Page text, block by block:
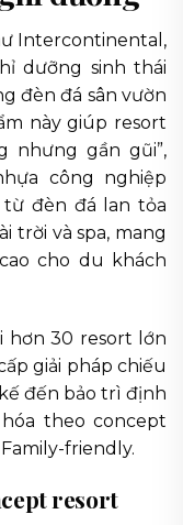
Intercontinental,
dưỡng sinh thái
đèn đá sân vườn
này giúp resort
nhưng gần gũi”,
công nghiệp
đèn đá lan tỏa
trời và spa, mang
cho du khách
hơn 30 resort lớn
giải pháp chiếu
đến bảo trì định
theo concept
friendly.
resort